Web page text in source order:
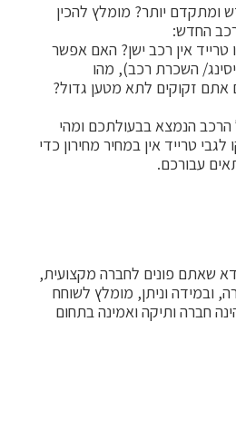
ומתקדם יותר? מומלץ להכין
החדש:
אין רכב ישן? האם אפשר
השכרת רכב), מהו
אתם זקוקים לתא מטען גדול?
הרכב הנמצא בבעולתכם ומהי
טרייד אין במחיר מחירון כדי
עבורכם.
שאתם פונים לחברה מקצועית,
ובמידה וניתן, מומלץ לשוחח
חברה ותיקה ואמינה בתחום